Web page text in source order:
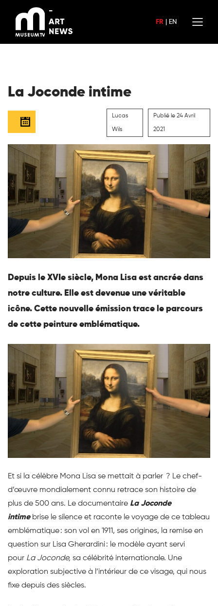
contenu
FR EN
La Joconde intime
Lucas
Wils
Publié le 24 Avril
2021
Depuis le XVIe siècle, Mona Lisa est ancrée dans
notre culture. Elle est devenue une véritable
icône. Cette nouvelle émission trace le parcours
de cette peinture emblématique.
Et si la célèbre Mona Lisa se mettait à parler ? Le chef-
d’œuvre mondialement connu retrace son histoire de
plus de 500 ans. Le documentaire La Joconde
intime brise le silence et raconte le voyage de ce tableau
emblématique : son vol en 1911, ses origines, la remise en
question sur Lisa Gherardini : le modèle ayant servi
pour La Joconde, sa célébrité internationale. Une
exploration subjective à l’intérieur de ce visage, qui nous
fixe depuis des siècles.